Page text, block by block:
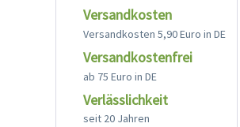
Versandkosten
Versandkosten 5,90 Euro in DE
Versandkostenfrei
ab 75 Euro in DE
Verlässlichkeit
seit 20 Jahren